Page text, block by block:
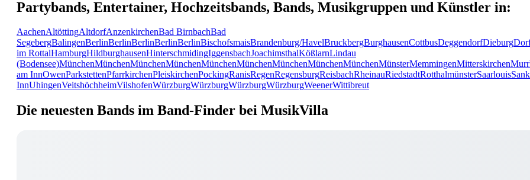
Partybands, Entertainer, Hochzeitsbands, Bands, Musikgruppen und Künstler in:
AachenAltöttingAltdorfAnzenkirchenBad BirnbachBad
SegebergBalingenBerlinBerlinBerlinBerlinBerlinBischofsmaisBrandenburg/HavelBruckbergBurghausenCottbusDeggendorfDieburg
im RottalHamburgHildburghausenHinterschmidingIggensbachJoachimsthalKößlarnLindau
(Bodensee)MünchenMünchenMünchenMünchenMünchenMünchenMünchenMünchenMünchenMünsterMemmingenMitterskirchen
am InnOwenParkstettenPfarrkirchenPleiskirchenPockingRanisRegenRegensburgReisbachRheinauRiedstadtRotthalmünsterSaarlouis
InnUhingenVeitshöchheimVilshofenWürzburgWürzburgWürzburgWürzburgWeenerWittibreut
Die neuesten Bands im Band-Finder bei MusikVilla